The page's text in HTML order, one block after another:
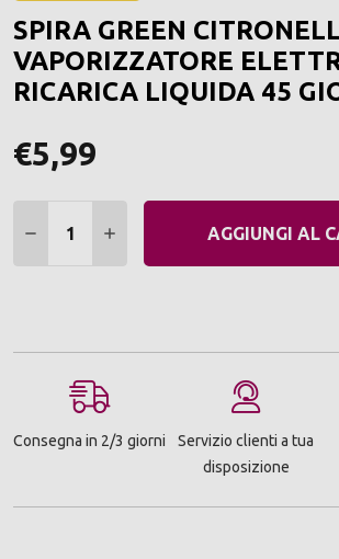
SPIRA GREEN
VAPORIZZATORE
RICARICA LIQUIDA 45
€5,99
DIMINUIRE QUANTITÀ:
AUMENTARE QUANTITÀ:
AGGIUNGI AL
Consegna in 2/3 giorni
Servizio clienti a tua
disposizione